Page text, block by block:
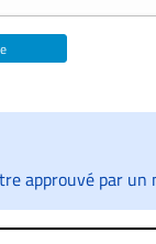
approuvé par un